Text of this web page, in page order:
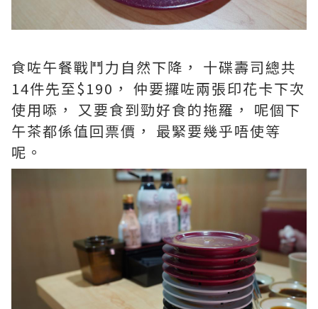
食咗午餐戰鬥力自然下降， 十碟壽司總共
14件先至$190， 仲要攞咗兩張印花卡下次
使用㖭， 又要食到勁好食的拖羅， 呢個下
午茶都係值回票價， 最緊要幾乎唔使等
呢。